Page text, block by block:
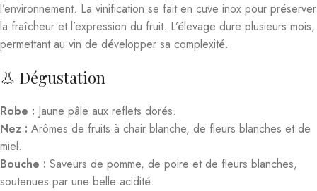
l’environnement. La vinification se fait en cuve inox pour préserver
la fraîcheur et l’expression du fruit. L’élevage dure plusieurs mois,
permettant au vin de développer sa complexité.
👃 Dégustation
Robe : Jaune pâle aux reflets dorés.
Nez : Arômes de fruits à chair blanche, de fleurs blanches et de
miel.
Bouche : Saveurs de pomme, de poire et de fleurs blanches,
soutenues par une belle acidité.